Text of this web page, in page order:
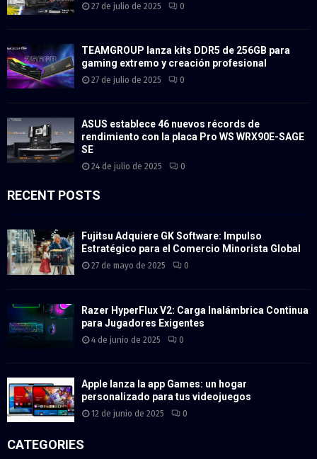
27 de julio de 2025 0
TEAMGROUP lanza kits DDR5 de 256GB para
gaming extremo y creación profesional
27 de julio de 2025 0
ASUS establece 46 nuevos récords de
rendimiento con la placa Pro WS WRX90E-SAGE
SE
24 de julio de 2025 0
RECENT POSTS
Fujitsu Adquiere GK Software: Impulso
Estratégico para el Comercio Minorista Global
27 de mayo de 2025 0
Razer HyperFlux V2: Carga Inalámbrica Continua
para Jugadores Exigentes
4 de junio de 2025 0
Apple lanza la app Games: un hogar
personalizado para tus videojuegos
12 de junio de 2025 0
CATEGORIES